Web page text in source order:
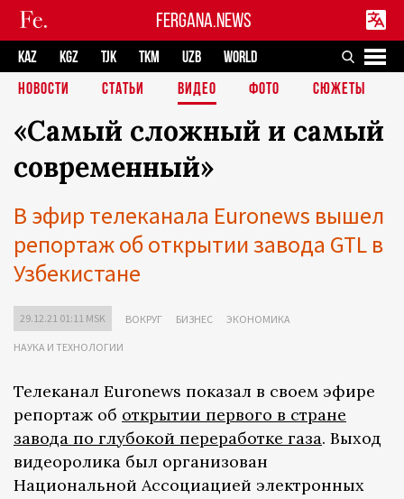
FERGANA.NEWS
KAZ KGZ TJK TKM UZB
WORLD
НОВОСТИ
СТАТЬИ ВИДЕО ФОТО СЮЖЕТЫ
«Самый сложный и самый
современный»
В эфир телеканала Euronews вышел
репортаж об открытии завода GTL в
Узбекистане
29.12.21 01:11 MSK ВОКРУГ БИЗНЕС ЭКОНОМИКА
НАУКА И ТЕХНОЛОГИИ
Телеканал Euronews показал в своем эфире
репортаж об открытии первого в стране
завода по глубокой переработке газа. Выход
видеоролика был организован
Национальной Ассоциацией электронных